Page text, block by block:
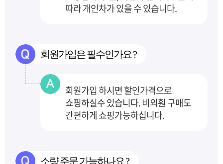
따라 개인차가 있을 수 있습니다.
회원가입은 필수인가요 ?
회원가입 하시면 할인가격으로
쇼핑하실수 있습니다. 비외훤 구매도
간편하게 쇼핑가능하십니다.
소량 주문 가능하나요 ?